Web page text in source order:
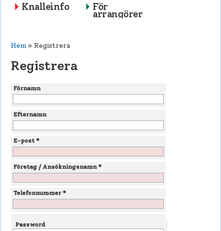
Knalleinfo
För
arrangörer
Hem » Registrera
Registrera
Förnamn
Efternamn
E-post *
Företag / Ansökningsnamn *
Telefonnummer *
Password